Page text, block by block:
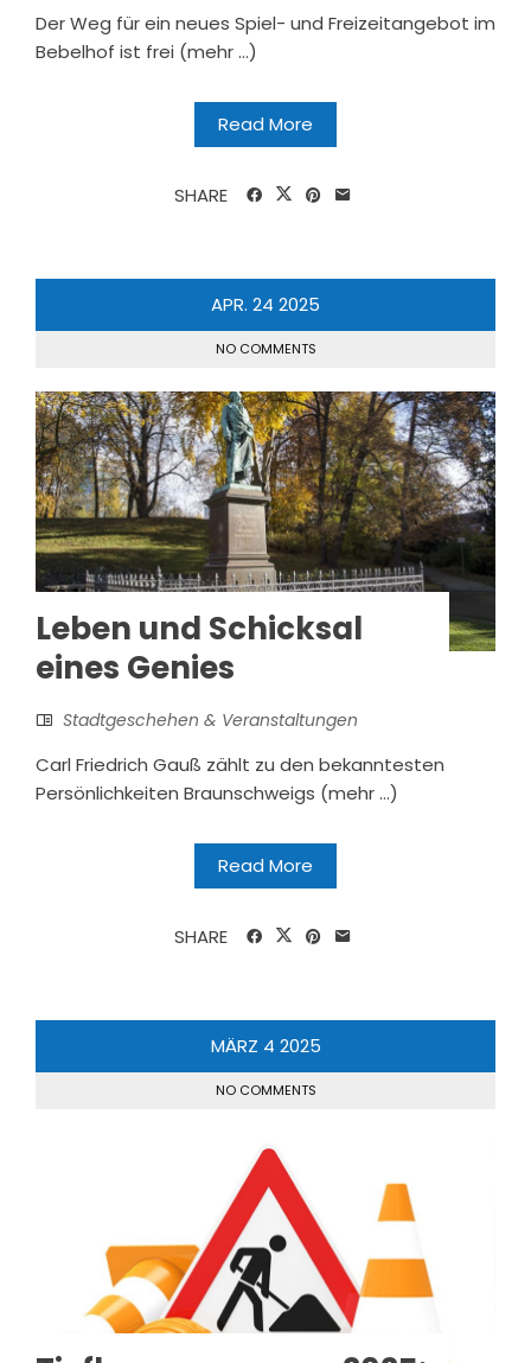
Der Weg für ein neues Spiel- und Freizeitangebot im
Bebelhof ist frei (mehr …)
Read More
SHARE
APR. 24 2025
NO COMMENTS
Leben und Schicksal
eines Genies
Stadtgeschehen & Veranstaltungen
Carl Friedrich Gauß zählt zu den bekanntesten
Persönlichkeiten Braunschweigs (mehr …)
Read More
SHARE
MÄRZ 4 2025
NO COMMENTS